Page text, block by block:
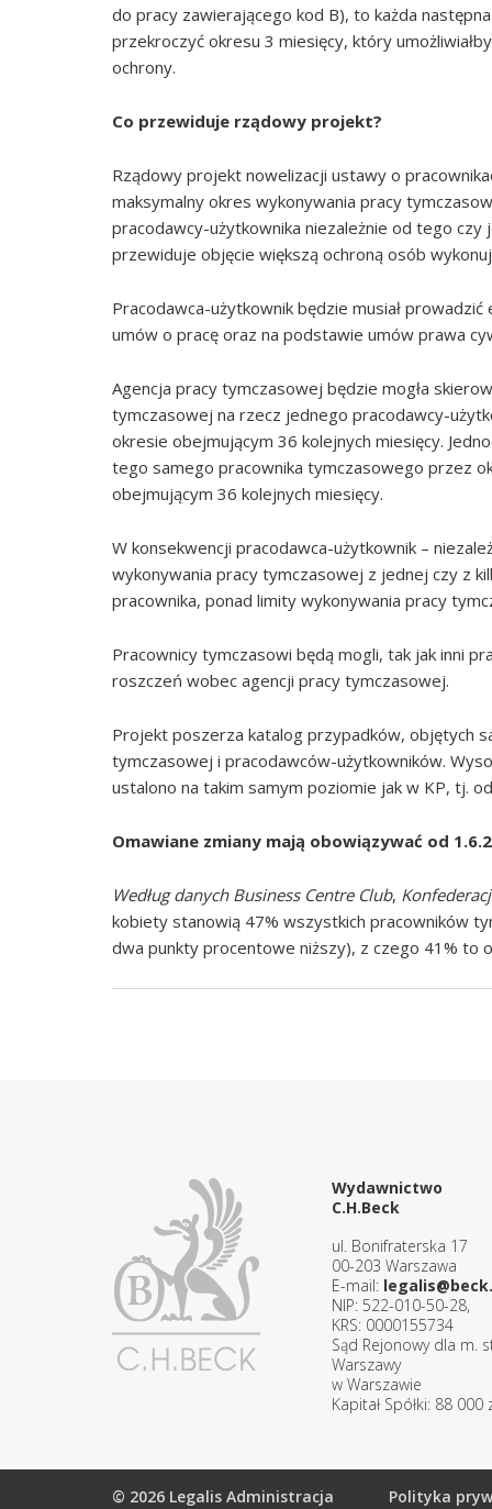
do pracy zawierającego kod B), to każda
przekroczyć okresu 3 miesięcy, który
ochrony.
Co przewiduje rządowy projekt?
Rządowy projekt nowelizacji ustawy o
maksymalny okres wykonywania pracy
pracodawcy-użytkownika niezależnie od tego
przewiduje objęcie większą ochroną osób
Pracodawca-użytkownik będzie musiał
umów o pracę oraz na podstawie umów prawa
Agencja pracy tymczasowej będzie mogła
tymczasowej na rzecz jednego pracodawcy-
okresie obejmującym 36 kolejnych miesięcy.
tego samego pracownika tymczasowego przez
obejmującym 36 kolejnych miesięcy.
W konsekwencji pracodawca-użytkownik –
wykonywania pracy tymczasowej z jednej czy z
pracownika, ponad limity wykonywania pracy
Pracownicy tymczasowi będą mogli, tak jak inni
roszczeń wobec agencji pracy tymczasowej.
Projekt poszerza katalog przypadków, objętych
tymczasowej i pracodawców-użytkowników.
ustalono na takim samym poziomie jak w KP, tj.
Omawiane zmiany mają obowiązywać od
Według danych Business Centre Club,
kobiety stanowią 47% wszystkich pracowników
dwa punkty procentowe niższy), z czego 41% to
Wydawnictwo
C.H.Beck
ul. Bonifraterska 17
00-203 Warszawa
E-mail:
NIP: 522-010-50-28,
KRS: 0000155734
Sąd Rejonowy dla m.
Warszawy
w Warszawie
Kapitał Spółki: 88 000
© 2026 Legalis Administracja Polityka